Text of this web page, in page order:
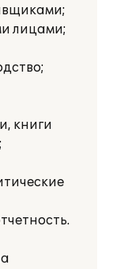
лицами;
книги